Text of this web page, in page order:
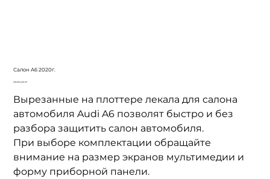
Салон A6 2020г.
Цена
3 600,00 ₽
Вырезанные на плоттере лекала для салона
автомобиля Audi A6 позволят быстро и без
разбора защитить салон автомобиля.
При выборе комплектации обращайте
внимание на размер экранов мультимедии и
форму приборной панели.